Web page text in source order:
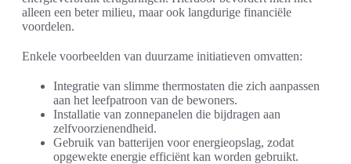
alleen een beter milieu, maar ook langdurige financiële
voordelen.
Enkele voorbeelden van duurzame initiatieven omvatten:
Integratie van slimme thermostaten die zich aanpassen
aan het leefpatroon van de bewoners.
Installatie van zonnepanelen die bijdragen aan
zelfvoorzienendheid.
Gebruik van batterijen voor energieopslag, zodat
opgewekte energie efficiënt kan worden gebruikt.